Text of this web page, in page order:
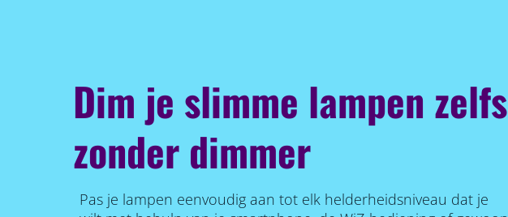
Dim je slimme lampen zelfs
zonder dimmer
Pas je lampen eenvoudig aan tot elk helderheidsniveau dat je